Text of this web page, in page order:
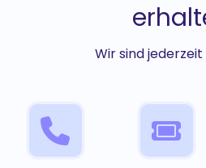
Wir sind jederzeit